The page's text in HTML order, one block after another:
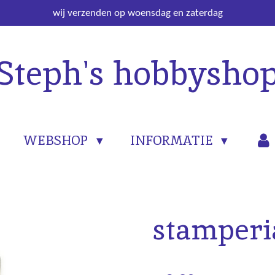
wij verzenden op woensdag en zaterdag
WEBSHOP INFORMATIE